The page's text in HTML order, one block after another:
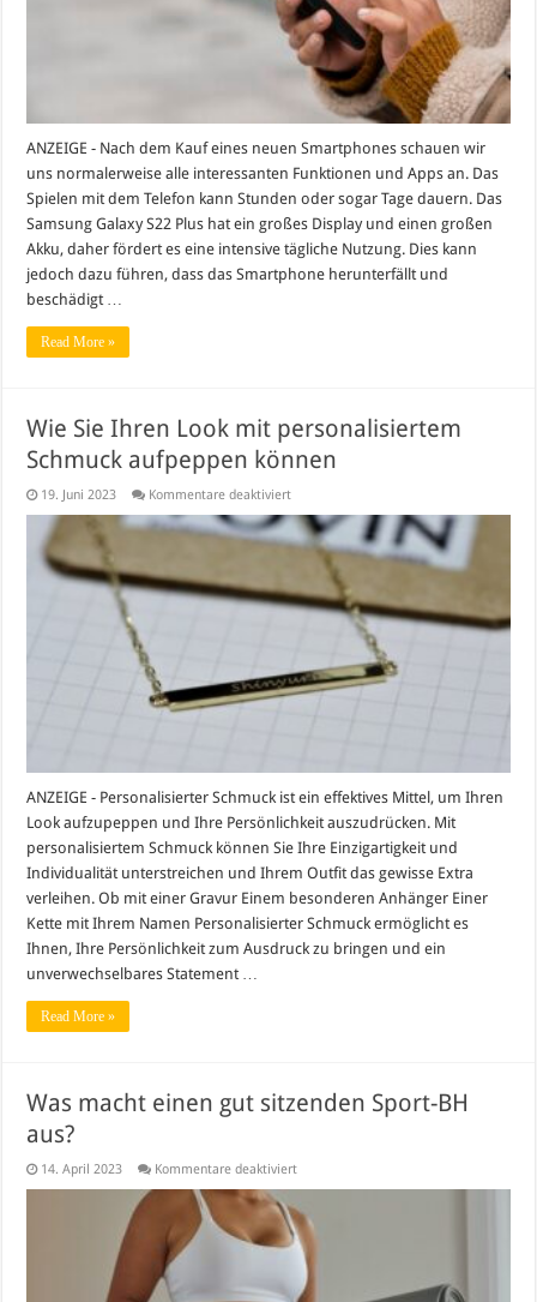
ANZEIGE - Nach dem Kauf eines neuen Smartphones schauen wir
uns normalerweise alle interessanten Funktionen und Apps an. Das
Spielen mit dem Telefon kann Stunden oder sogar Tage dauern. Das
Samsung Galaxy S22 Plus hat ein großes Display und einen großen
Akku, daher fördert es eine intensive tägliche Nutzung. Dies kann
jedoch dazu führen, dass das Smartphone herunterfällt und
beschädigt …
Read More »
Wie Sie Ihren Look mit personalisiertem
Schmuck aufpeppen können
19. Juni 2023 Kommentare deaktiviertfür
Sie
Ihren
personalisiertem
Schmuck
aufpeppen
ANZEIGE - Personalisierter Schmuck ist ein effektives Mittel, um Ihren
Look aufzupeppen und Ihre Persönlichkeit auszudrücken. Mit
personalisiertem Schmuck können Sie Ihre Einzigartigkeit und
Individualität unterstreichen und Ihrem Outfit das gewisse Extra
verleihen. Ob mit einer Gravur Einem besonderen Anhänger Einer
Kette mit Ihrem Namen Personalisierter Schmuck ermöglicht es
Ihnen, Ihre Persönlichkeit zum Ausdruck zu bringen und ein
unverwechselbares Statement …
Read More »
Was macht einen gut sitzenden Sport-BH
aus?
14. April 2023 Kommentare deaktiviertfür
einen
gut
sitzenden
Sport-
BH
aus?